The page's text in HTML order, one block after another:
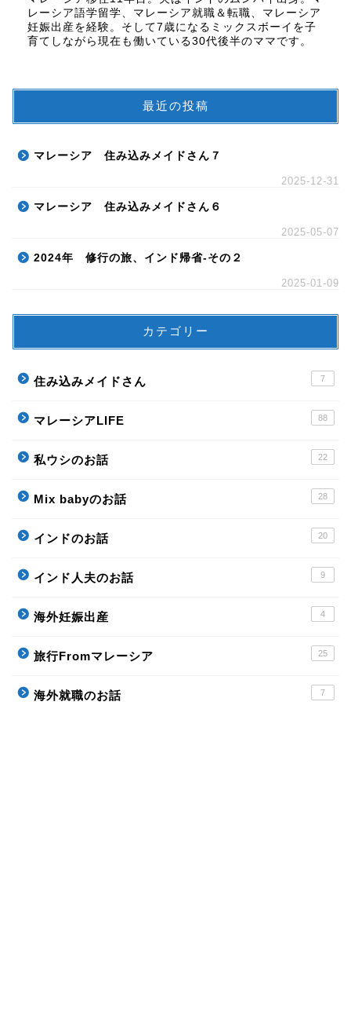
レーシア語学留学、マレーシア就職＆転職、マレーシア
妊娠出産を経験。そして7歳になるミックスボーイを子
育てしながら現在も働いている30代後半のママです。
最近の投稿
マレーシア 住み込みメイドさん７
2025-12-31
マレーシア 住み込みメイドさん６
2025-05-07
2024年 修行の旅、インド帰省-その２
2025-01-09
カテゴリー
住み込みメイドさん 7
マレーシアLIFE 88
私ウシのお話 22
Mix babyのお話 28
インドのお話 20
インド人夫のお話 9
海外妊娠出産 4
旅行Fromマレーシア 25
海外就職のお話 7